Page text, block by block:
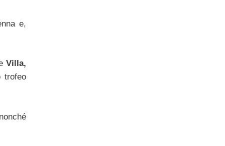
e,
Villa,
trofeo